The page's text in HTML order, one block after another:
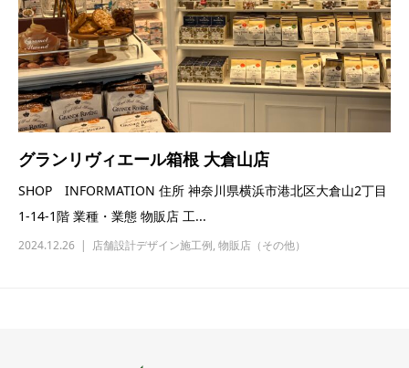
グランリヴィエール箱根 大倉山店
SHOP INFORMATION 住所 神奈川県横浜市港北区大倉山2丁目
1-14-1階 業種・業態 物販店 工...
2024.12.26 店舗設計デザイン施工例, 物販店（その他）